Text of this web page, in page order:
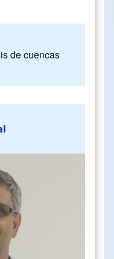
de cuencas